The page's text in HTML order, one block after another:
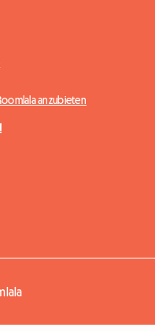
anzubieten